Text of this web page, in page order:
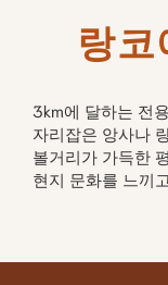
랑코
3km에 달하는 전
자리잡은 앙사나
볼거리가 가득한
현지 문화를 느끼